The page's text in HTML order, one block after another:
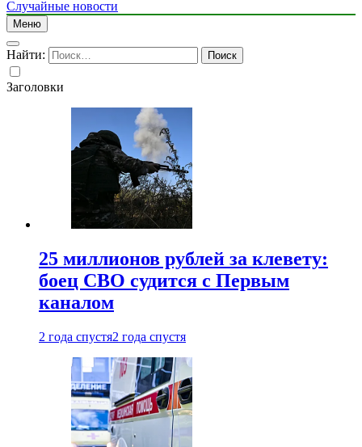
Случайные новости
Меню
Найти:
Заголовки
25 миллионов рублей за клевету:
боец СВО судится с Первым
каналом
2 года спустя2 года спустя